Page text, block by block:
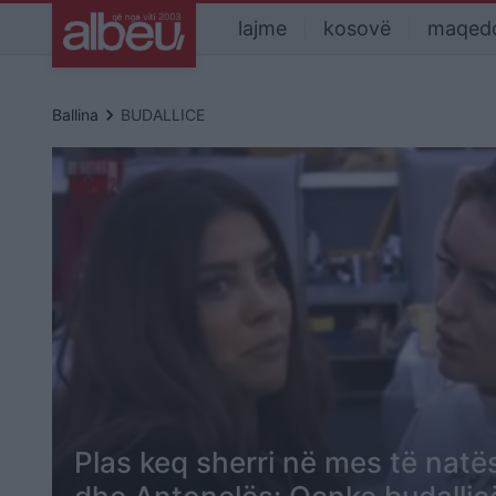
lajme kosovë
Ballina keyboard_arrow_right BUDALLICE
Plas keq sherri në mes të